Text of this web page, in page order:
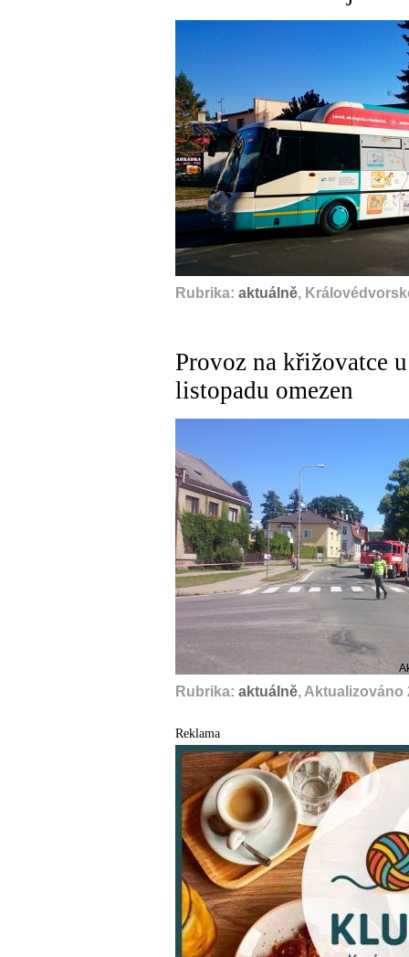
Rubrika: aktuálně,
Provoz na křižovatce
listopadu omezen
Rubrika: aktuálně, Aktualizováno
Reklama